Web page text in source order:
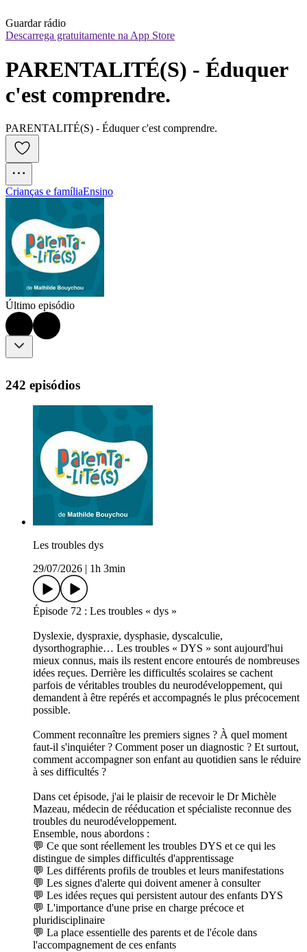
Guardar rádio
Descarrega gratuitamente na App Store
PARENTALITÉ(S) - Éduquer
c'est comprendre.
PARENTALITÉ(S) - Éduquer c'est comprendre.
Crianças e famíliaEnsino
Último episódio
242 episódios
Les troubles dys
29/07/2026
1h 3min
Épisode 72 : Les troubles « dys »
Dyslexie, dyspraxie, dysphasie, dyscalculie,
dysorthographie… Les troubles « DYS » sont aujourd'hui
mieux connus, mais ils restent encore entourés de nombreuses
idées reçues. Derrière les difficultés scolaires se cachent
parfois de véritables troubles du neurodéveloppement, qui
demandent à être repérés et accompagnés le plus précocement
possible.
Comment reconnaître les premiers signes ? À quel moment
faut-il s'inquiéter ? Comment poser un diagnostic ? Et surtout,
comment accompagner son enfant au quotidien sans le réduire
à ses difficultés ?
Dans cet épisode, j'ai le plaisir de recevoir le Dr Michèle
Mazeau, médecin de rééducation et spécialiste reconnue des
troubles du neurodéveloppement.
Ensemble, nous abordons :
💬 Ce que sont réellement les troubles DYS et ce qui les
distingue de simples difficultés d'apprentissage
💬 Les différents profils de troubles et leurs manifestations
💬 Les signes d'alerte qui doivent amener à consulter
💬 Les idées reçues qui persistent autour des enfants DYS
💬 L'importance d'une prise en charge précoce et
pluridisciplinaire
💬 La place essentielle des parents et de l'école dans
l'accompagnement de ces enfants